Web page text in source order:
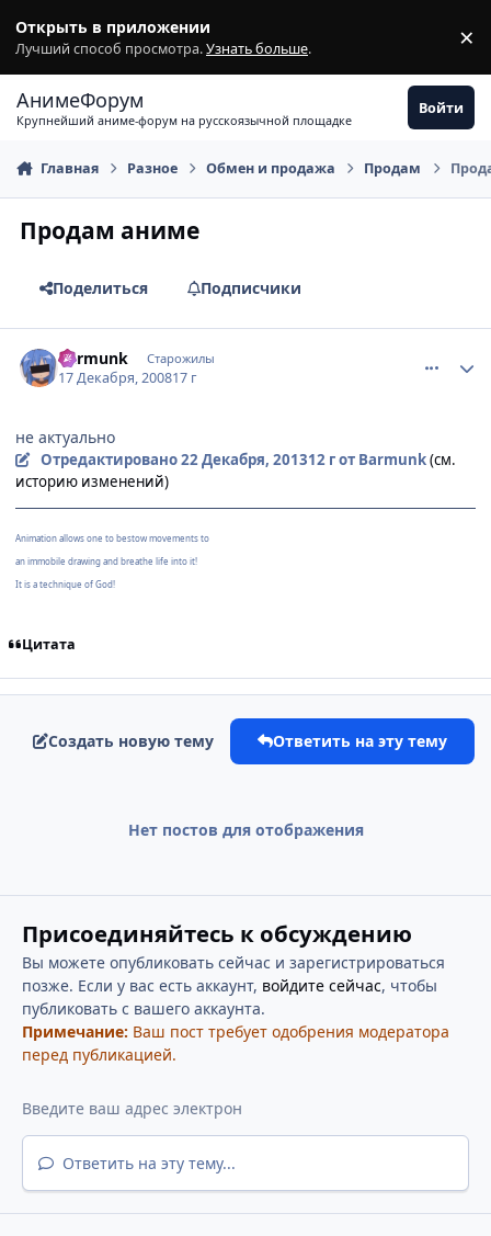
Открыть в приложении
Лучший способ просмотра.Узнать больше. ×
АнимеФорум
Крупнейший аниме-форум на русскоязычной площадке
Войти
Главная Разное Обмен и продажа Продам
Продам аниме
Поделиться Подписчики
Barmunk Старожилы
17 Декабря, 200817 г
не актуально
Отредактировано22 Декабря, 201312 гот Barmunk(см.
историю изменений)
Animation allows one to bestow movements to
an immobile drawing and breathe life into it!
It is a technique of God!
Цитата
Создать новую тему Ответить на эту тему
Нет постов для отображения
Присоединяйтесь к обсуждению
Вы можете опубликовать сейчас и зарегистрироваться
позже. Если у вас есть аккаунт, войдите сейчас, чтобы
публиковать с вашего аккаунта.
Примечание: Ваш пост требует одобрения модератора
перед публикацией.
Ответить на эту тему...